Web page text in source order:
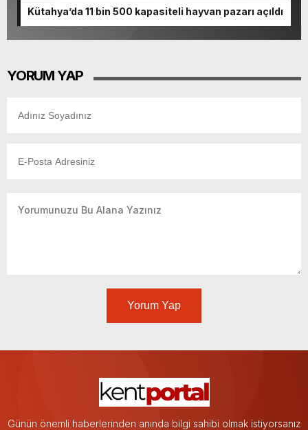
Kütahya’da 11 bin 500 kapasiteli hayvan pazarı açıldı
YORUM YAP
Yorum Yap
Günün önemli haberlerinden anında bilgi sahibi olmak istiyorsanız